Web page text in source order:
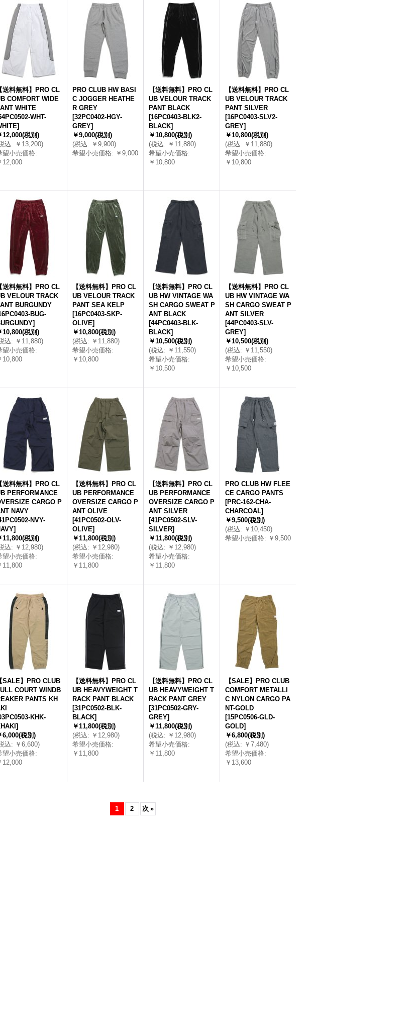
【送料無料】PRO CL
COMFORT WIDE
WHITE
WHT-
]
12,000(税別)
込: ￥13,200)
望小売価格:
12,000
PRO CLUB HW BASI
C JOGGER HEATHE
R GREY
[32PC0402-HGY-
GREY]
￥9,000(税別)
(税込: ￥9,900)
希望小売価格: ￥9,000
【送料無料】PRO CL
UB VELOUR TRACK
PANT BLACK
[16PC0403-BLK2-
BLACK]
￥10,800(税別)
(税込: ￥11,880)
希望小売価格:
￥10,800
【送料無料】PRO CL
UB VELOUR TRACK
PANT SILVER
[16PC0403-SLV2-
GREY]
￥10,800(税別)
(税込: ￥11,880)
希望小売価格:
￥10,800
【送料無料】PRO CL
VELOUR TRACK
BURGUNDY
BUG-
]
10,800(税別)
込: ￥11,880)
望小売価格:
10,800
【送料無料】PRO CL
UB VELOUR TRACK
PANT SEA KELP
[16PC0403-SKP-
OLIVE]
￥10,800(税別)
(税込: ￥11,880)
希望小売価格:
￥10,800
【送料無料】PRO CL
UB HW VINTAGE WA
SH CARGO SWEAT P
ANT BLACK
[44PC0403-BLK-
BLACK]
￥10,500(税別)
(税込: ￥11,550)
希望小売価格:
￥10,500
【送料無料】PRO CL
UB HW VINTAGE WA
SH CARGO SWEAT P
ANT SILVER
[44PC0403-SLV-
GREY]
￥10,500(税別)
(税込: ￥11,550)
希望小売価格:
￥10,500
【送料無料】PRO CL
PERFORMANCE
CARGO P
NAVY
NVY-
]
11,800(税別)
込: ￥12,980)
望小売価格:
11,800
【送料無料】PRO CL
UB PERFORMANCE
OVERSIZE CARGO P
ANT OLIVE
[41PC0502-OLV-
OLIVE]
￥11,800(税別)
(税込: ￥12,980)
希望小売価格:
￥11,800
【送料無料】PRO CL
UB PERFORMANCE
OVERSIZE CARGO P
ANT SILVER
[41PC0502-SLV-
SILVER]
￥11,800(税別)
(税込: ￥12,980)
希望小売価格:
￥11,800
PRO CLUB HW FLEE
CE CARGO PANTS
[PRC-162-CHA-
CHARCOAL]
￥9,500(税別)
(税込: ￥10,450)
希望小売価格: ￥9,500
【SALE】PRO CLUB
COURT WINDB
PANTS KH
KHK-
]
6,000(税別)
込: ￥6,600)
望小売価格:
12,000
【送料無料】PRO CL
UB HEAVYWEIGHT T
RACK PANT BLACK
[31PC0502-BLK-
BLACK]
￥11,800(税別)
(税込: ￥12,980)
希望小売価格:
￥11,800
【送料無料】PRO CL
UB HEAVYWEIGHT T
RACK PANT GREY
[31PC0502-GRY-
GREY]
￥11,800(税別)
(税込: ￥12,980)
希望小売価格:
￥11,800
【SALE】PRO CLUB
COMFORT METALLI
C NYLON CARGO PA
NT-GOLD
[15PC0506-GLD-
GOLD]
￥6,800(税別)
(税込: ￥7,480)
希望小売価格:
￥13,600
1 2 次 »